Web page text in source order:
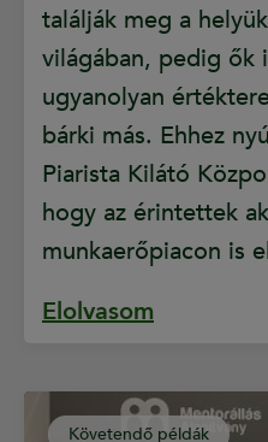
találják meg a
világában, pedig ők
ugyanolyan
bárki más. Ehhez
Piarista Kilátó
hogy az érintettek
munkaerőpiacon is
Elolvasom
Követendő példák